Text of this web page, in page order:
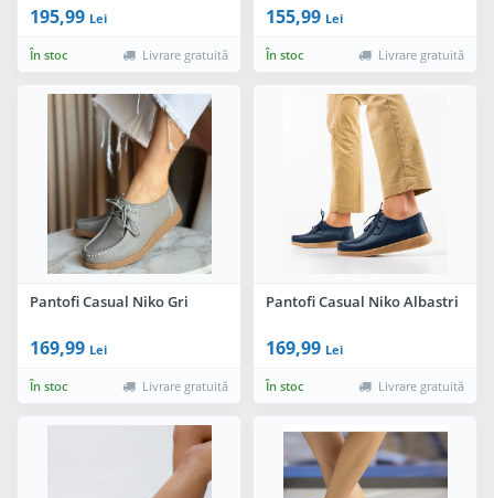
195,99 Lei
În stoc Livrare gratuită
155,99 Lei
În stoc Livrare gratuită
Pantofi Casual Niko Gri
169,99 Lei
În stoc Livrare gratuită
Pantofi Casual Niko Albastri
169,99 Lei
În stoc Livrare gratuită